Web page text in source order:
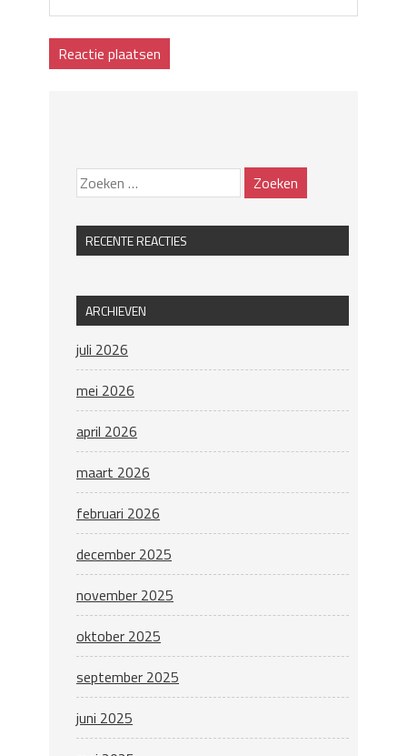
RECENTE REACTIES
ARCHIEVEN
juli 2026
mei 2026
april 2026
maart 2026
februari 2026
december 2025
november 2025
oktober 2025
september 2025
juni 2025